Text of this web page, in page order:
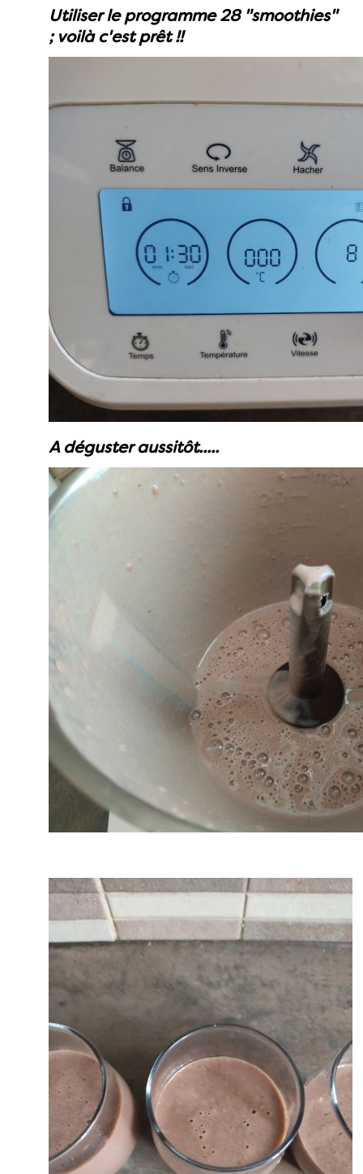
Utiliser le programme 28 "smoothies"
; voilà c'est prêt !!
A déguster aussitôt.....